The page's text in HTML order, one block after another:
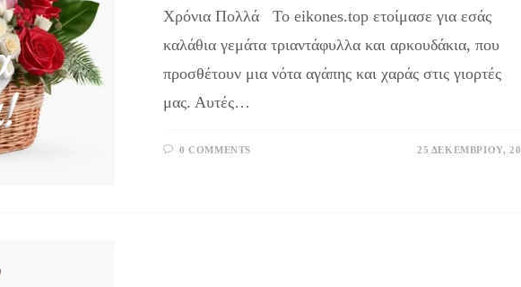
Χρόνια Πολλά Το eikones.top ετοίμασε για εσάς
καλάθια γεμάτα τριαντάφυλλα και αρκουδάκια, που
προσθέτουν μια νότα αγάπης και χαράς στις γιορτές
μας. Αυτές…
0 COMMENTS 25 ΔΕΚΕΜΒΡΊΟΥ,